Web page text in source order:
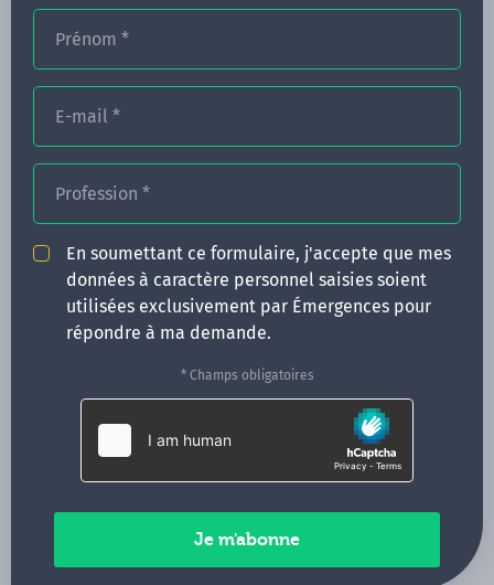
Prénom *
E-mail *
Profession *
En soumettant ce formulaire, j'accepte que mes
données à caractère personnel saisies soient
utilisées exclusivement par Émergences pour
répondre à ma demande.
* Champs obligatoires
CONGRÈS
ACTUALITÉS
INFOS PRATIQUES
Qui sommes-nous ?
CONTACT
35000 Rennes
02 99 05 25 47
Contactez-nous
Paiements sécurisés